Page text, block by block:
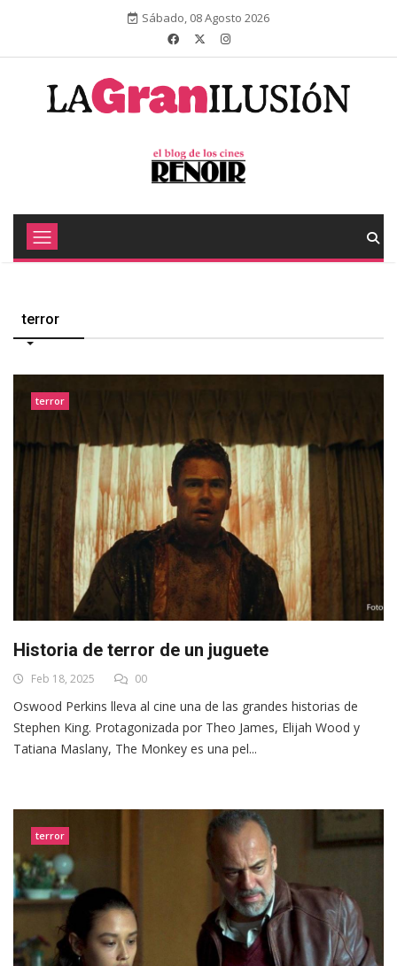
Sábado, 08 Agosto 2026
terror
terror
Historia de terror de un juguete
Feb 18, 2025 00
Oswood Perkins lleva al cine una de las grandes historias de
Stephen King. Protagonizada por Theo James, Elijah Wood y
Tatiana Maslany, The Monkey es una pel...
terror